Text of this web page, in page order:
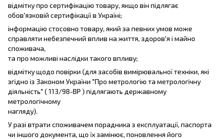
відмітку про сертифікацію товару, якщо він підлягає
обов'язковій сертифікації в Україні;
інформацію стосовно товару, який за певних умов може
справляти небезпечний вплив на життя, здоров'я і майно
споживача,
та про можливі наслідки такого впливу;
відмітку щодо повірки (для засобів вимірювальної техніки, які
згідно із Законом України "Про метрологію та метрологічну
діяльність" ( 113/98-ВР ) підлягають державному
метрологічному
нагляду).
У разі втрати споживачем порадника з експлуатації, паспорта
чи іншого документа, що їх замінює, поновлення його